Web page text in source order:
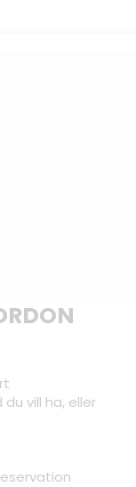
vill ha, eller